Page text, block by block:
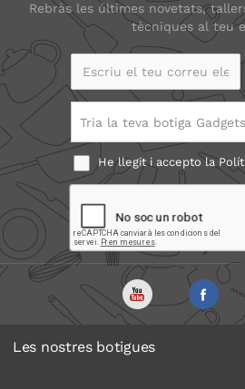
Rebràs les últimes novetats,
tècniques al teu
Escriu el teu correu
Tria la teva botiga Gadgets
He llegit i accepto la
Les nostres botigues